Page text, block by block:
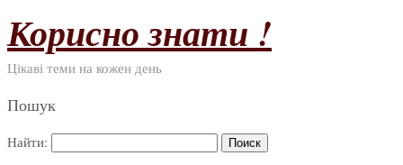
Корисно знати !
Цікаві теми на кожен день
Пошук
Найти: